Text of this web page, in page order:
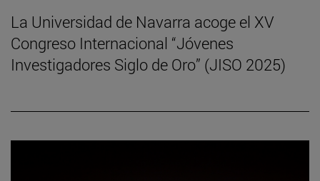
La Universidad de Navarra acoge el XV
Congreso Internacional “Jóvenes
Investigadores Siglo de Oro” (JISO 2025)